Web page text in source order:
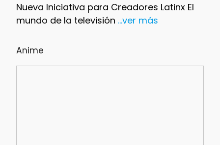
Nueva Iniciativa para Creadores Latinx El
mundo de la televisión ...ver más
Anime